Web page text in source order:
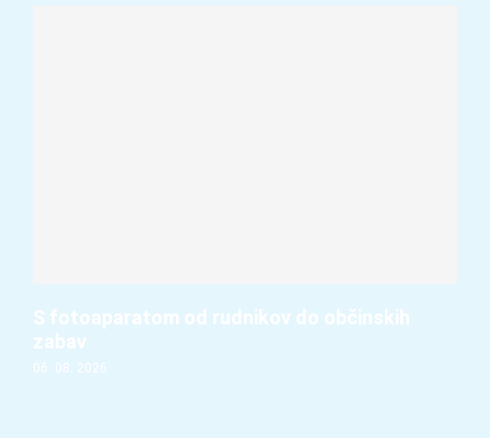
S fotoaparatom od rudnikov do občinskih
zabav
06. 08. 2026